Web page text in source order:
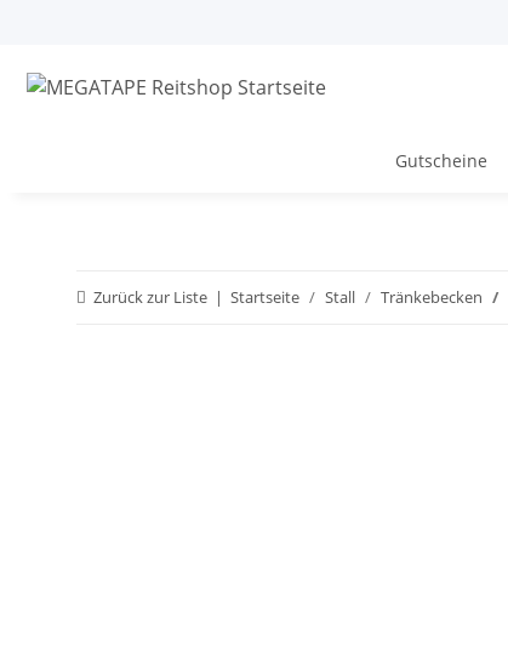
Gutscheine
Zurück zur Liste Startseite Stall Tränkebecken